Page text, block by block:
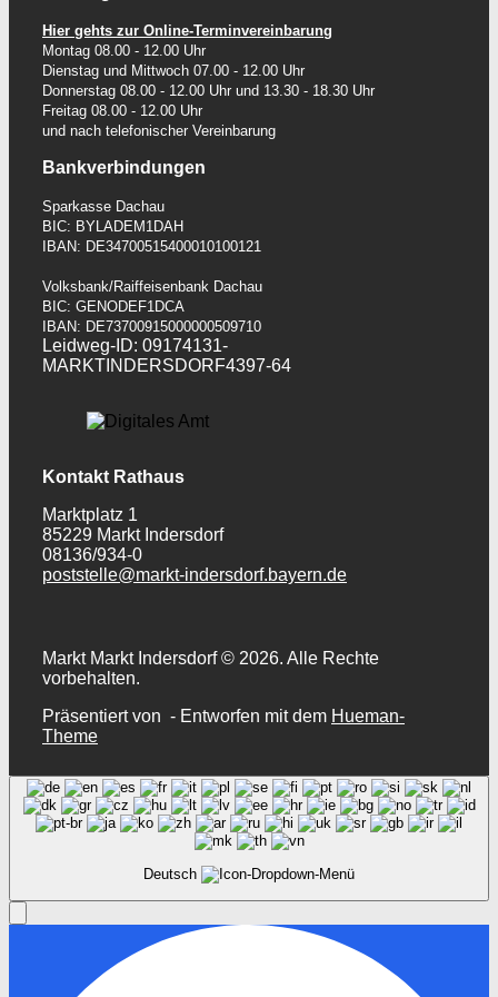
Hier gehts zur Online-Terminvereinbarung
Montag 08.00 - 12.00 Uhr
Dienstag und Mittwoch 07.00 - 12.00 Uhr
Donnerstag 08.00 - 12.00 Uhr und 13.30 - 18.30 Uhr
Freitag 08.00 - 12.00 Uhr
und nach telefonischer Vereinbarung
Bankverbindungen
Sparkasse Dachau
BIC: BYLADEM1DAH
IBAN: DE34700515400010100121
Volksbank/Raiffeisenbank Dachau
BIC: GENODEF1DCA
IBAN: DE73700915000000509710
Leidweg-ID: 09174131-
MARKTINDERSDORF4397-64
Kontakt Rathaus
Marktplatz 1
85229 Markt Indersdorf
08136/934-0
poststelle@markt-indersdorf.bayern.de
Markt Markt Indersdorf © 2026. Alle Rechte
vorbehalten.
Präsentiert von - Entworfen mit dem Hueman-
Theme
Deutsch